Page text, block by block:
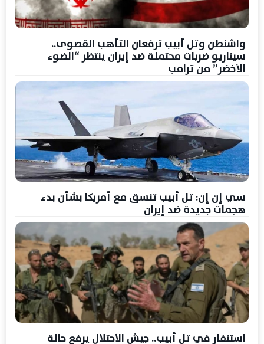
واشنطن وتل أبيب ترفعان التأهب القصوى..
سيناريو ضربات محتملة ضد إيران ينتظر “الضوء
الأخضر” من ترامب
سي إن إن: تل أبيب تنسق مع أمريكا بشأن بدء
هجمات جديدة ضد إيران
استنفار في تل أبيب.. جيش الاحتلال يرفع حالة